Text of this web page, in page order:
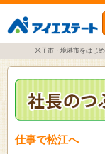
米子市・境港市をはじ
仕事で松江へ